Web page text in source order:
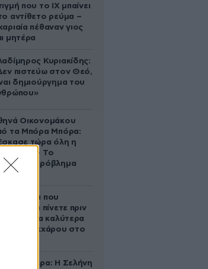
που το ΙΧ μπαίνει
αντίθετο ρεύμα –
πέθαναν γιος
μητέρα
Κυριακίδης:
πιστεύω στον Θεό,
δημιούργημα του
Οικονομάκου
τα Μπόρα Μπόρα:
τώρα όλη η
– Το
πρόβλημα
ροφήματα που
να πίνετε πριν
ύπνο για καλύτερα
σακχάρου στο
σήμερα: Η Σελήνη